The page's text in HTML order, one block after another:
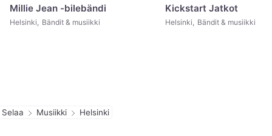
Millie Jean -bilebändi
Helsinki, Bändit & musiikki
Kickstart Jatkot
Helsinki, Bändit & musiikki
Selaa Musiikki Helsinki